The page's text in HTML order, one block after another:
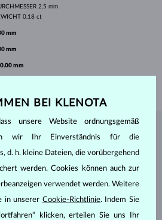
2.5 mm
0.18 ct
mm
mm
mm
DEMKLENOTA ATELIER
BEI KLENOTA
unsere Website ordnungsgemäß
wir Ihr Einverständnis für die
d. h. kleine Dateien, die vorübergehend
werden. Cookies können auch zur
verwendet werden. Weitere
in unserer Cookie-Richtlinie. Indem Sie
klicken, erteilen Sie uns Ihr